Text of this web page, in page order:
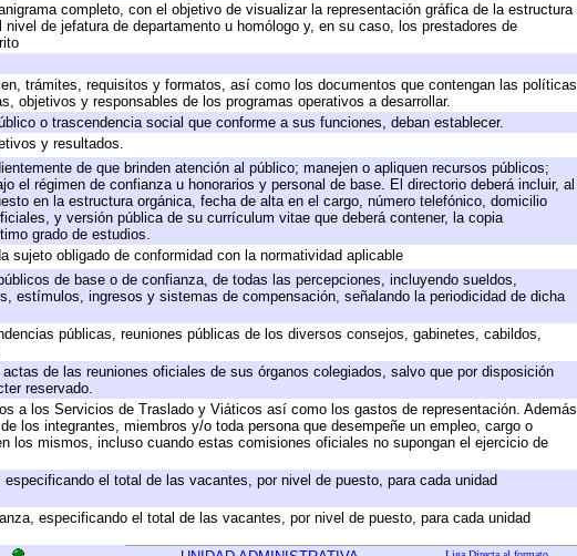
completo, con el objetivo de visualizar la representación gráfica de la estructura
de jefatura de departamento u homólogo y, en su caso, los prestadores de
trámites, requisitos y formatos, así como los documentos que contengan las políticas
objetivos y responsables de los programas operativos a desarrollar.
o trascendencia social que conforme a sus funciones, deban establecer.
y resultados.
de que brinden atención al público; manejen o apliquen recursos públicos;
el régimen de confianza u honorarios y personal de base. El directorio deberá incluir, al
en la estructura orgánica, fecha de alta en el cargo, número telefónico, domicilio
y versión pública de su currículum vitae que deberá contener, la copia
grado de estudios.
sujeto obligado de conformidad con la normatividad aplicable
de base o de confianza, de todas las percepciones, incluyendo sueldos,
estímulos, ingresos y sistemas de compensación, señalando la periodicidad de dicha
públicas, reuniones públicas de los diversos consejos, gabinetes, cabildos,
de las reuniones oficiales de sus órganos colegiados, salvo que por disposición
reservado.
a los Servicios de Traslado y Viáticos así como los gastos de representación. Además
los integrantes, miembros y/o toda persona que desempeñe un empleo, cargo o
los mismos, incluso cuando estas comisiones oficiales no supongan el ejercicio de
el total de las vacantes, por nivel de puesto, para cada unidad
especificando el total de las vacantes, por nivel de puesto, para cada unidad